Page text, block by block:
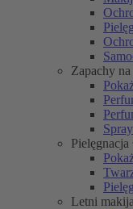
Zapachy
Pielęgnacja
Letni